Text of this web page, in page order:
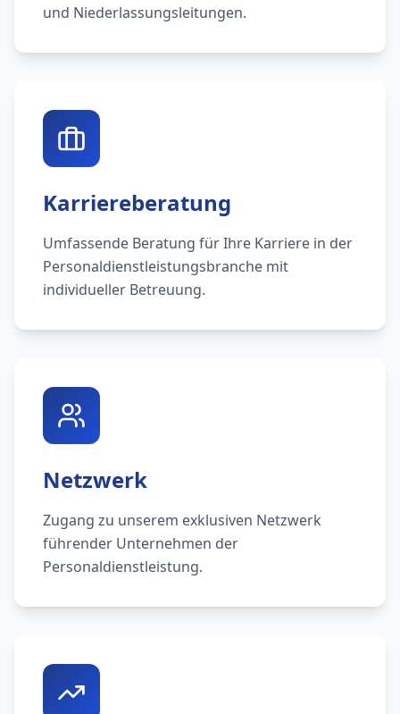
und Niederlassungsleitungen.
Karriereberatung
Umfassende Beratung für Ihre Karriere in der
Personaldienstleistungsbranche mit
individueller Betreuung.
Netzwerk
Zugang zu unserem exklusiven Netzwerk
führender Unternehmen der
Personaldienstleistung.